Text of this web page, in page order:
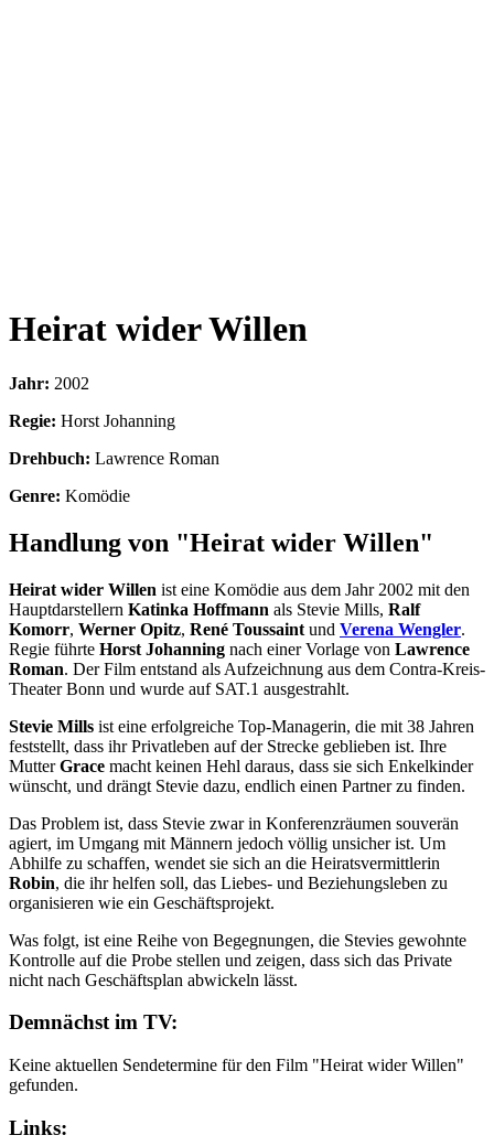
Heirat wider Willen
Jahr: 2002
Regie: Horst Johanning
Drehbuch: Lawrence Roman
Genre: Komödie
Handlung von "Heirat wider Willen"
Heirat wider Willen ist eine Komödie aus dem Jahr 2002 mit den
Hauptdarstellern Katinka Hoffmann als Stevie Mills, Ralf
Komorr, Werner Opitz, René Toussaint und Verena Wengler.
Regie führte Horst Johanning nach einer Vorlage von Lawrence
Roman. Der Film entstand als Aufzeichnung aus dem Contra-Kreis-
Theater Bonn und wurde auf SAT.1 ausgestrahlt.
Stevie Mills ist eine erfolgreiche Top-Managerin, die mit 38 Jahren
feststellt, dass ihr Privatleben auf der Strecke geblieben ist. Ihre
MutterGrace macht keinen Hehl daraus, dass sie sich Enkelkinder
wünscht, und drängt Stevie dazu, endlich einen Partner zu finden.
Das Problem ist, dass Stevie zwar in Konferenzräumen souverän
agiert, im Umgang mit Männern jedoch völlig unsicher ist. Um
Abhilfe zu schaffen, wendet sie sich an die Heiratsvermittlerin
Robin, die ihr helfen soll, das Liebes- und Beziehungsleben zu
organisieren wie ein Geschäftsprojekt.
Was folgt, ist eine Reihe von Begegnungen, die Stevies gewohnte
Kontrolle auf die Probe stellen und zeigen, dass sich das Private
nicht nach Geschäftsplan abwickeln lässt.
Demnächst im TV:
Keine aktuellen Sendetermine für den Film "Heirat wider Willen"
gefunden.
Links: